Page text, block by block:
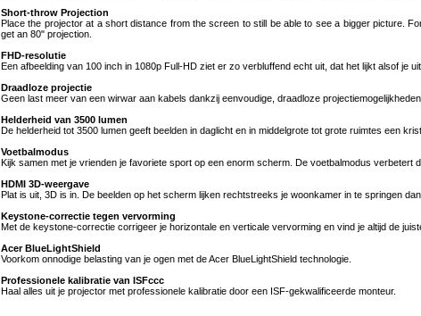
Short-throw Projection
Place the projector at a short distance from the screen to still be able to see a bigger picture.
get an 80" projection.
FHD-resolutie
Een afbeelding van 100 inch in 1080p Full-HD ziet er zo verbluffend echt uit, dat het lijkt alsof je
Draadloze projectie
Geen last meer van een wirwar aan kabels dankzij eenvoudige, draadloze
Helderheid van 3500 lumen
De helderheid tot 3500 lumen geeft beelden in daglicht en in middelgrote tot grote ruimtes een
Voetbalmodus
Kijk samen met je vrienden je favoriete sport op een enorm scherm. De voetbalmodus verbetert
HDMI 3D-weergave
Plat is uit, 3D is in. De beelden op het scherm lijken rechtstreeks je woonkamer in te springen
Keystone-correctie tegen vervorming
Met de keystone-correctie corrigeer je horizontale en verticale vervorming en vind je altijd de
Acer BlueLightShield
Voorkom onnodige belasting van je ogen met de Acer BlueLightShield technologie.
Professionele kalibratie van ISFccc
Haal alles uit je projector met professionele kalibratie door een ISF-gekwalificeerde monteur.